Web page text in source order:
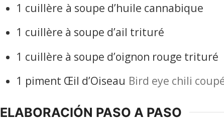
1 cuillère à soupe d’huile cannabique
1 cuillère à soupe d’ail trituré
1 cuillère à soupe d’oignon rouge trituré
1 piment Œil d’Oiseau Bird eye chili
ELABORACIÓN PASO A PASO